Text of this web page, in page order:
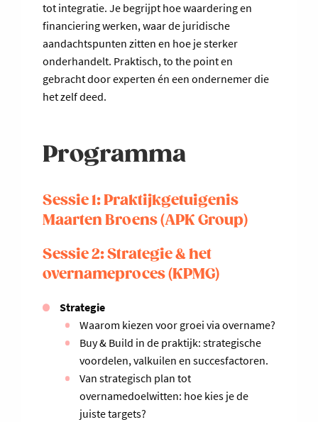
tot integratie. Je begrijpt hoe waardering en
financiering werken, waar de juridische
aandachtspunten zitten en hoe je sterker
onderhandelt. Praktisch, to the point en
gebracht door experten én een ondernemer die
het zelf deed.
Programma
Sessie 1: Praktijkgetuigenis
Maarten Broens (APK Group)
Sessie 2: Strategie & het
overnameproces (KPMG)
Strategie
Waarom kiezen voor groei via overname?
Buy & Build in de praktijk: strategische
voordelen, valkuilen en succesfactoren.
Van strategisch plan tot
overnamedoelwitten: hoe kies je de
juiste targets?